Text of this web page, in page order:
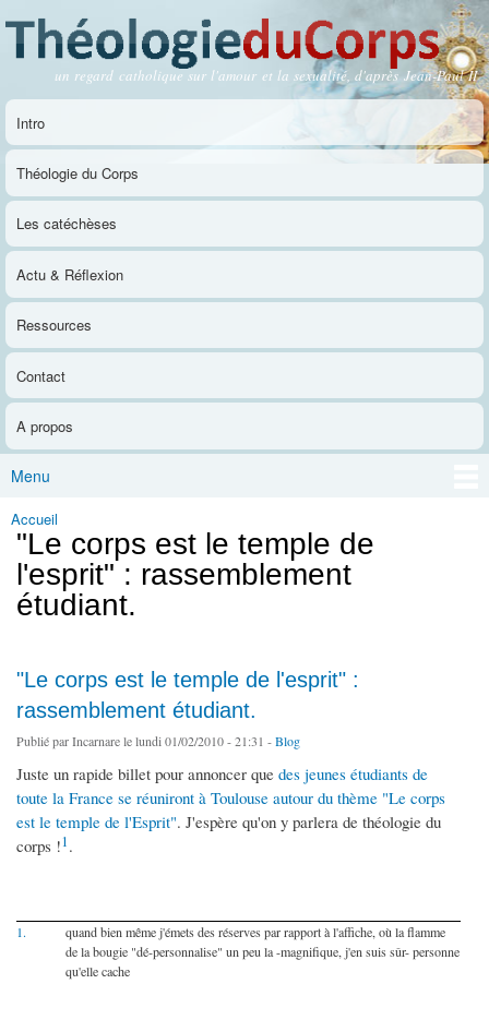
contenu
principal
Théologie du Corps
un regard catholique sur l'amour et la sexualité, d'après Jean-Paul II
Menu principal
Intro
Théologie du Corps
Les catéchèses
Actu & Réflexion
Ressources
Contact
A propos
Menu
Vous êtes ici
Accueil
"Le corps est le temple de
l'esprit" : rassemblement
étudiant.
"Le corps est le temple de l'esprit" :
rassemblement étudiant.
Publié parIncarnarele lundi 01/02/2010 - 21:31 -Blog
Juste un rapide billet pour annoncer que des jeunes étudiants de
toute la France se réuniront à Toulouse autour du thème "Le corps
est le temple de l'Esprit". J'espère qu'on y parlera de théologie du
corps !1.
1.
quand bien même j'émets des réserves par rapport à l'affiche, où la flamme
de la bougie "dé-personnalise" un peu la -magnifique, j'en suis sûr- personne
qu'elle cache